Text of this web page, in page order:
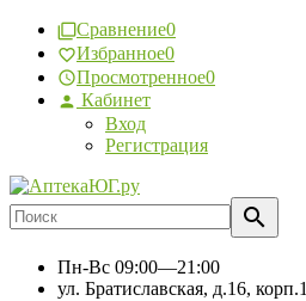
Сравнение0
Избранное0
Просмотренное0
Кабинет
Вход
Регистрация
Пн-Вс 09:00—21:00
ул. Братиславская, д.16, корп.1